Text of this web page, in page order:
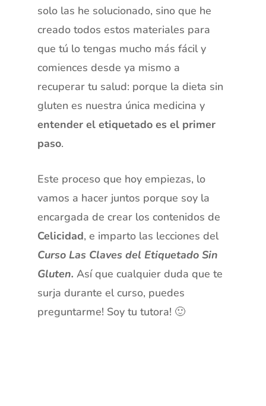
solo las he solucionado, sino que he
creado todos estos materiales para
que tú lo tengas mucho más fácil y
comiences desde ya mismo a
recuperar tu salud: porque la dieta sin
gluten es nuestra única medicina y
entender el etiquetado es el primer
paso.
Este proceso que hoy empiezas, lo
vamos a hacer juntos porque soy la
encargada de crear los contenidos de
Celicidad, e imparto las lecciones del
Curso Las Claves del Etiquetado Sin
Gluten. Así que cualquier duda que te
surja durante el curso, puedes
preguntarme! Soy tu tutora! 🙂